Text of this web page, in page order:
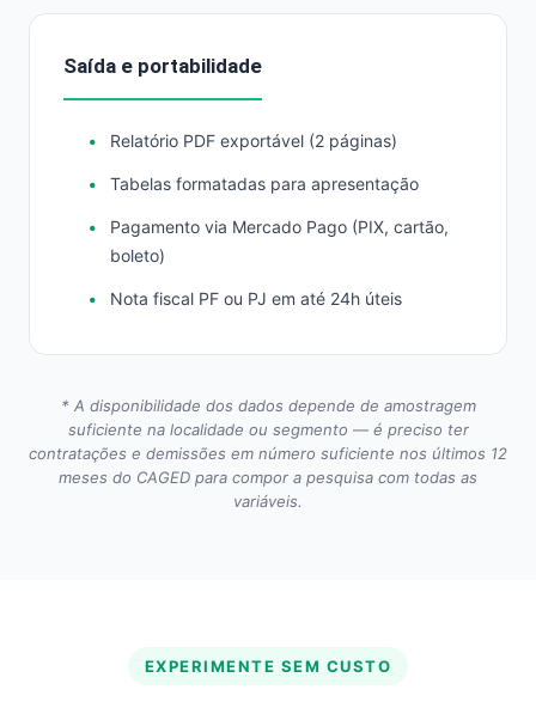
Saída e portabilidade
Relatório PDF exportável (2 páginas)
Tabelas formatadas para apresentação
Pagamento via Mercado Pago (PIX, cartão,
boleto)
Nota fiscal PF ou PJ em até 24h úteis
* A disponibilidade dos dados depende de amostragem
suficiente na localidade ou segmento — é preciso ter
contratações e demissões em número suficiente nos últimos 12
meses do CAGED para compor a pesquisa com todas as
variáveis.
EXPERIMENTE SEM CUSTO